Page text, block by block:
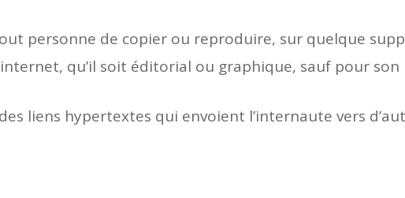
personne de copier ou reproduire, sur quelque
qu’il soit éditorial ou graphique, sauf pour son
liens hypertextes qui envoient l’internaute vers